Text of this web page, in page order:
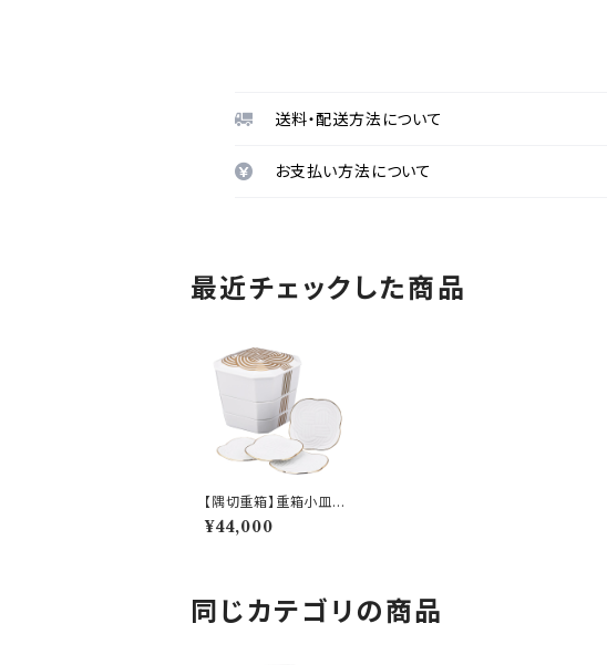
送料・配送方法について
お支払い方法について
最近チェックした商品
【隅切重箱】重箱小皿
（金結び）【YMK140】Y
MK143-381
¥44,000
同じカテゴリの商品